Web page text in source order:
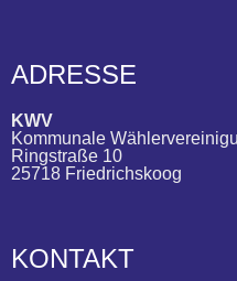
ADRESSE
KWV
Kommunale
Ringstraße 10
25718 Friedrichskoog
KONTAKT